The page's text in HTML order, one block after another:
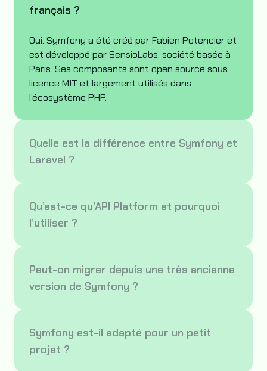
français ?
Oui. Symfony a été créé par Fabien Potencier et
est développé par SensioLabs, société basée à
Paris. Ses composants sont open source sous
licence MIT et largement utilisés dans
l’écosystème PHP.
Quelle est la différence entre Symfony et
Laravel ?
Qu’est-ce qu’API Platform et pourquoi
l’utiliser ?
Peut-on migrer depuis une très ancienne
version de Symfony ?
Symfony est-il adapté pour un petit
projet ?